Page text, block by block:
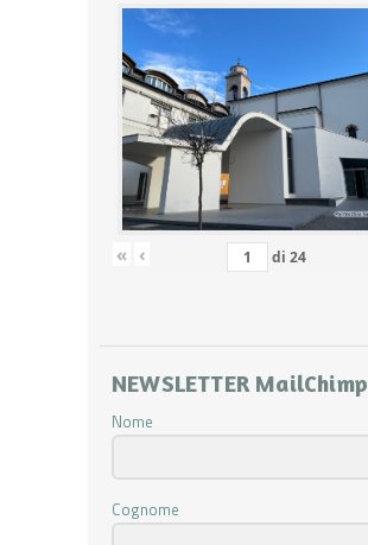
« ‹ di 24
NEWSLETTER MailChimp
Nome
Cognome